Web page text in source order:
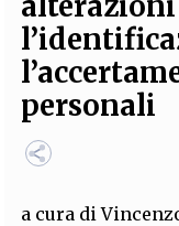
CODICI RUBRICHE
personali
a cura di